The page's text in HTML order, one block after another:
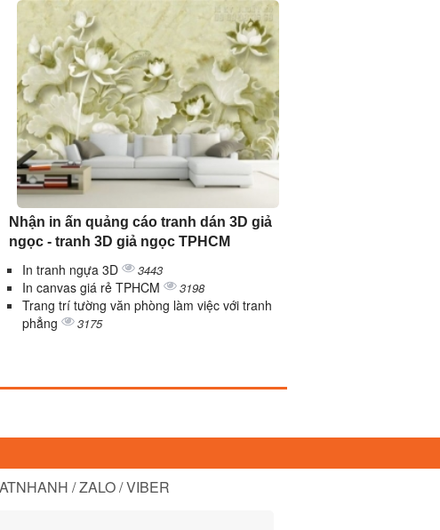
Nhận in ấn quảng cáo tranh dán 3D giả
ngọc - tranh 3D giả ngọc TPHCM
In tranh ngựa 3D 3443
In canvas giá rẻ TPHCM 3198
Trang trí tường văn phòng làm việc với tranh
phẳng
3175
/ ZALO / VIBER